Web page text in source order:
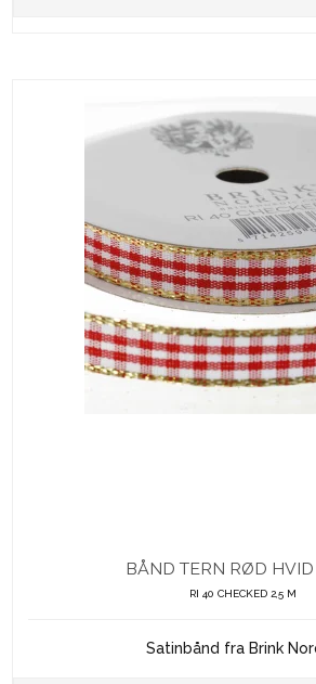
BÅND TERN RØD HVID
RI 40 CHECKED 2,5 M
Satinbånd fra Brink